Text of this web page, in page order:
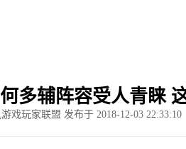
多辅阵容受人青睐
戏玩家联盟 发布于 2018-12-03 22:33:10